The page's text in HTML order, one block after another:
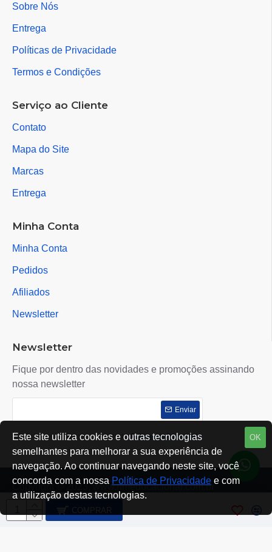
COMPRAR
Sobre Nós
Entrega
Políticas de Privacidade
Termos e Condições
Serviço ao Cliente
Contato
Mapa do Site
Marcas
Entrega
Minha Conta
Minha Conta
Pedidos
Afiliados
Newsletter
Newsletter
Fique por dentro das novidades e promoções assinando
nossa newsletter
Enviar
Eu li e concordo com o contrato de Políticas de Privacidade
Copyright © 2023, www.rtmeducacional.com.br
OK
Este site utiliza cookies e outras tecnologias
semelhantes para melhorar a sua experiência de
navegação. Ao continuar navegando neste site, você
concorda com a nossa Política de Privacidade e com
a utilização destas tecnologias.